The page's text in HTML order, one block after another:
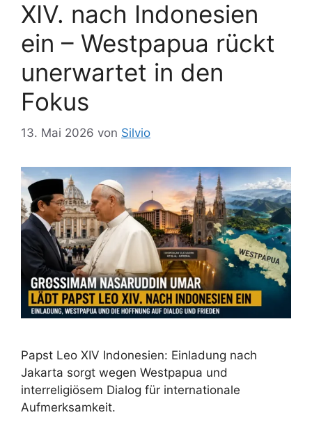
XIV. nach Indonesien
ein – Westpapua rückt
unerwartet in den
Fokus
13. Mai 2026 von Silvio
Papst Leo XIV Indonesien: Einladung nach
Jakarta sorgt wegen Westpapua und
interreligiösem Dialog für internationale
Aufmerksamkeit.